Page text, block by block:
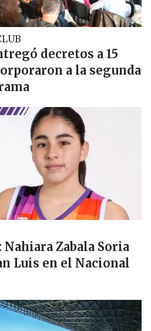
decretos a 15
a la segunda
Zabala Soria
Luis en el Nacional